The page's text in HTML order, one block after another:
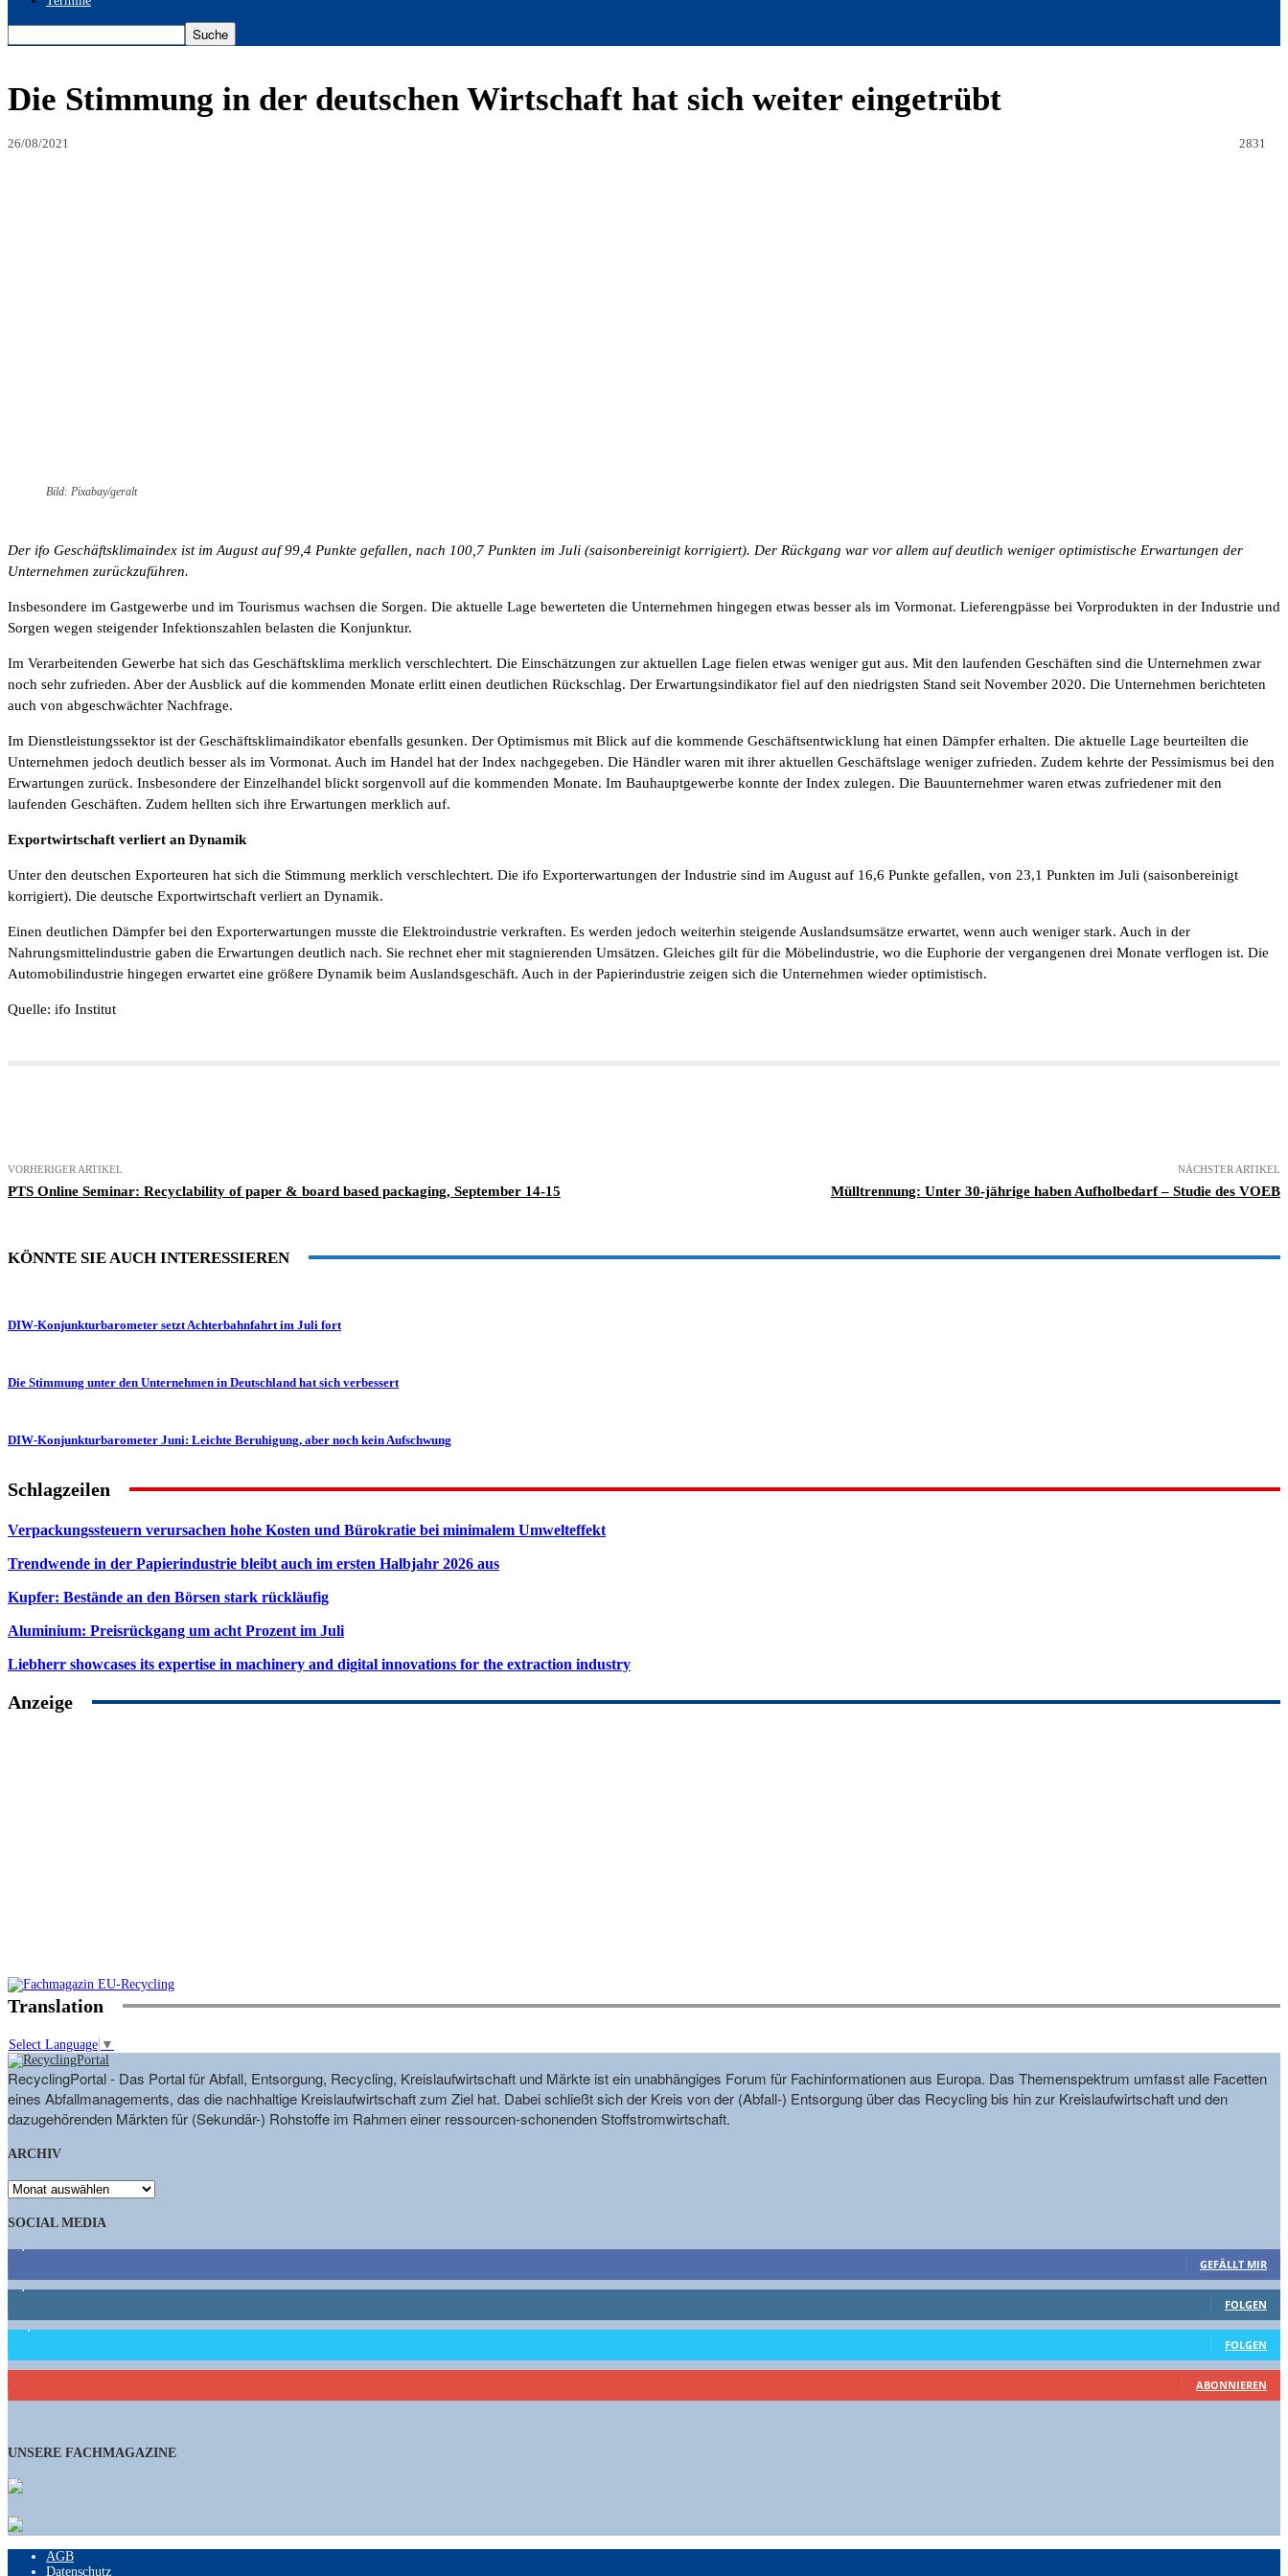
Die Stimmung in der deutschen Wirtschaft hat sich weiter eingetrübt
26/08/2021 2831
Bild: Pixabay/geralt
Der ifo Geschäftsklimaindex ist im August auf 99,4 Punkte gefallen, nach 100,7 Punkten im Juli (saisonbereinigt korrigiert). Der Rückgang war vor allem auf deutlich weniger optimistische Erwartungen der
Unternehmen zurückzuführen.
Insbesondere im Gastgewerbe und im Tourismus wachsen die Sorgen. Die aktuelle Lage bewerteten die Unternehmen hingegen etwas besser als im Vormonat. Lieferengpässe bei Vorprodukten in der Industrie und
Sorgen wegen steigender Infektionszahlen belasten die Konjunktur.
Im Verarbeitenden Gewerbe hat sich das Geschäftsklima merklich verschlechtert. Die Einschätzungen zur aktuellen Lage fielen etwas weniger gut aus. Mit den laufenden Geschäften sind die Unternehmen zwar
noch sehr zufrieden. Aber der Ausblick auf die kommenden Monate erlitt einen deutlichen Rückschlag. Der Erwartungsindikator fiel auf den niedrigsten Stand seit November 2020. Die Unternehmen berichteten
auch von abgeschwächter Nachfrage.
Im Dienstleistungssektor ist der Geschäftsklimaindikator ebenfalls gesunken. Der Optimismus mit Blick auf die kommende Geschäftsentwicklung hat einen Dämpfer erhalten. Die aktuelle Lage beurteilten die
Unternehmen jedoch deutlich besser als im Vormonat. Auch im Handel hat der Index nachgegeben. Die Händler waren mit ihrer aktuellen Geschäftslage weniger zufrieden. Zudem kehrte der Pessimismus bei den
Erwartungen zurück. Insbesondere der Einzelhandel blickt sorgenvoll auf die kommenden Monate. Im Bauhauptgewerbe konnte der Index zulegen. Die Bauunternehmer waren etwas zufriedener mit den
laufenden Geschäften. Zudem hellten sich ihre Erwartungen merklich auf.
Exportwirtschaft verliert an Dynamik
Unter den deutschen Exporteuren hat sich die Stimmung merklich verschlechtert. Die ifo Exporterwartungen der Industrie sind im August auf 16,6 Punkte gefallen, von 23,1 Punkten im Juli (saisonbereinigt
korrigiert). Die deutsche Exportwirtschaft verliert an Dynamik.
Einen deutlichen Dämpfer bei den Exporterwartungen musste die Elektroindustrie verkraften. Es werden jedoch weiterhin steigende Auslandsumsätze erwartet, wenn auch weniger stark. Auch in der
Nahrungsmittelindustrie gaben die Erwartungen deutlich nach. Sie rechnet eher mit stagnierenden Umsätzen. Gleiches gilt für die Möbelindustrie, wo die Euphorie der vergangenen drei Monate verflogen ist. Die
Automobilindustrie hingegen erwartet eine größere Dynamik beim Auslandsgeschäft. Auch in der Papierindustrie zeigen sich die Unternehmen wieder optimistisch.
Quelle: ifo Institut
VORHERIGER ARTIKEL
PTS Online Seminar: Recyclability of paper & board based packaging, September 14-15
NÄCHSTER ARTIKEL
Mülltrennung: Unter 30-jährige haben Aufholbedarf – Studie des VOEB
KÖNNTE SIE AUCH INTERESSIEREN
DIW-Konjunkturbarometer setzt Achterbahnfahrt im Juli fort
Die Stimmung unter den Unternehmen in Deutschland hat sich verbessert
DIW-Konjunkturbarometer Juni: Leichte Beruhigung, aber noch kein Aufschwung
Schlagzeilen
Verpackungssteuern verursachen hohe Kosten und Bürokratie bei minimalem Umwelteffekt
Trendwende in der Papierindustrie bleibt auch im ersten Halbjahr 2026 aus
Kupfer: Bestände an den Börsen stark rückläufig
Aluminium: Preisrückgang um acht Prozent im Juli
Liebherr showcases its expertise in machinery and digital innovations for the extraction industry
Anzeige
Translation
Select Language ▼
RecyclingPortal - Das Portal für Abfall, Entsorgung, Recycling, Kreislaufwirtschaft und Märkte ist ein unabhängiges Forum für Fachinformationen aus Europa. Das Themenspektrum umfasst alle Facetten
eines Abfallmanagements, das die nachhaltige Kreislaufwirtschaft zum Ziel hat. Dabei schließt sich der Kreis von der (Abfall-) Entsorgung über das Recycling bis hin zur Kreislaufwirtschaft und den
dazugehörenden Märkten für (Sekundär-) Rohstoffe im Rahmen einer ressourcen-schonenden Stoffstromwirtschaft.
ARCHIV
ARCHIV
SOCIAL MEDIA
GEFÄLLT MIR
1,662 Follower
FOLGEN
15,658 Follower
FOLGEN
461 Abonnenten
ABONNIEREN
UNSERE FACHMAGAZINE
AGB
Datenschutz